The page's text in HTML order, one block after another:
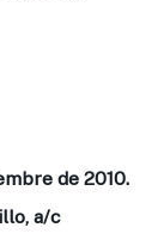
de 2010.
a/c